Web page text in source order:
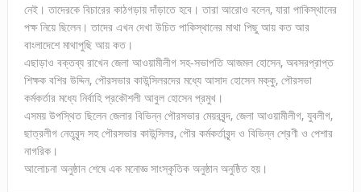
নেই। তাদেরকে বিচারের কাঠগড়ায় দাঁড়াতে হবে। তারা আরোও বলেন, যারা পাকিস্থানের
পক্ষ নিয়ে ছিলেন। তাদের এখন দেখা উচিত পাকিস্থানের মাথা পিছু আয় কত আর
বাংলাদেশে মাথাপুছি আয় কত।
এছাড়াও বক্তব্য রাখেন জেলা আওয়ামীলীগ সহ-সভাপতি আজমল হোসেন, অবসরপ্রাপ্ত
শিক্ষক বশির উদ্দিন, পৌরসভার কাউন্সিলরদের মধ্যে আসাদ হোসেন মক্কু, পৌরসভা
কর্মকর্তার মধ্যে নির্বাহি প্রকৌশলী আবুল হোসেন প্রমুখ।
এসময় উপস্থিত ছিলেন জেলার বিভিন্ন পৌরসভার মেয়রবৃন্দ, জেলা আওয়ামীলীগ, যুবলীগ,
ছাত্রলীগ নেতৃবৃন্দ সহ পৌরসভার কাউন্সিলর, পৌর কর্মকর্তাবৃন্দ ও বিভিন্ন শ্রেণী ও পেশার
নাগরিক।
আলোচনা অনুষ্ঠান শেষে এক মনোজ্ঞ সাংস্কৃতিক অনুষ্ঠান অনুষ্ঠিত হয়।